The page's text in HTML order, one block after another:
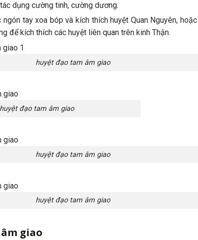
dụng cường tinh, cường dương.
ngón tay xoa bóp và kích thích huyệt Quan Nguyên,
để kích thích các huyệt liên quan trên kinh Thận.
huyệt đạo tam âm giao
huyệt đạo tam âm giao
huyệt đạo tam âm giao
huyệt đạo tam âm giao
giao